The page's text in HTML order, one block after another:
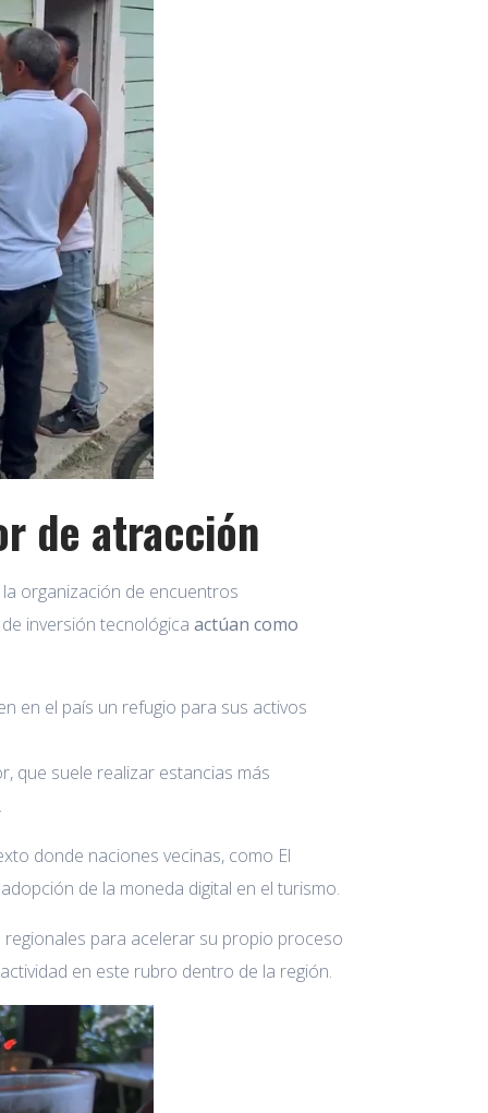
de atracción
organización de encuentros
inversión tecnológica actúan como
en el país un refugio para sus activos
que suele realizar estancias más
donde naciones vecinas, como El
de la moneda digital en el turismo.
para acelerar su propio proceso
en este rubro dentro de la región.